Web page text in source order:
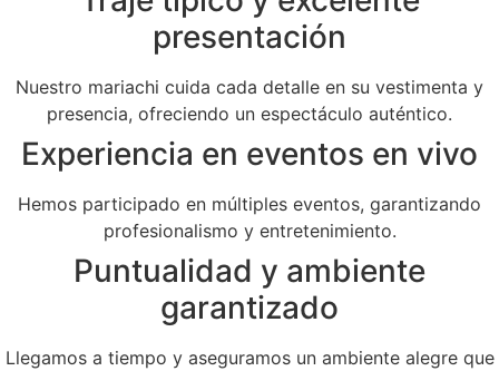
presentación
Nuestro mariachi cuida cada detalle en su vestimenta y
presencia, ofreciendo un espectáculo auténtico.
Experiencia en eventos en vivo
Hemos participado en múltiples eventos, garantizando
profesionalismo y entretenimiento.
Puntualidad y ambiente
garantizado
Llegamos a tiempo y aseguramos un ambiente alegre que